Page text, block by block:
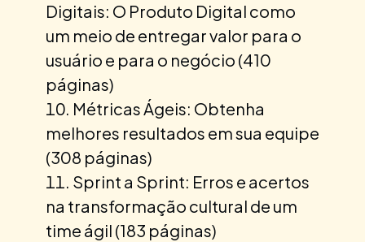
Digitais: O Produto Digital como
um meio de entregar valor para o
usuário e para o negócio (410
páginas)
Métricas Ágeis: Obtenha
melhores resultados em sua equipe
(308 páginas)
Sprint a Sprint: Erros e acertos
na transformação cultural de um
time ágil (183 páginas)